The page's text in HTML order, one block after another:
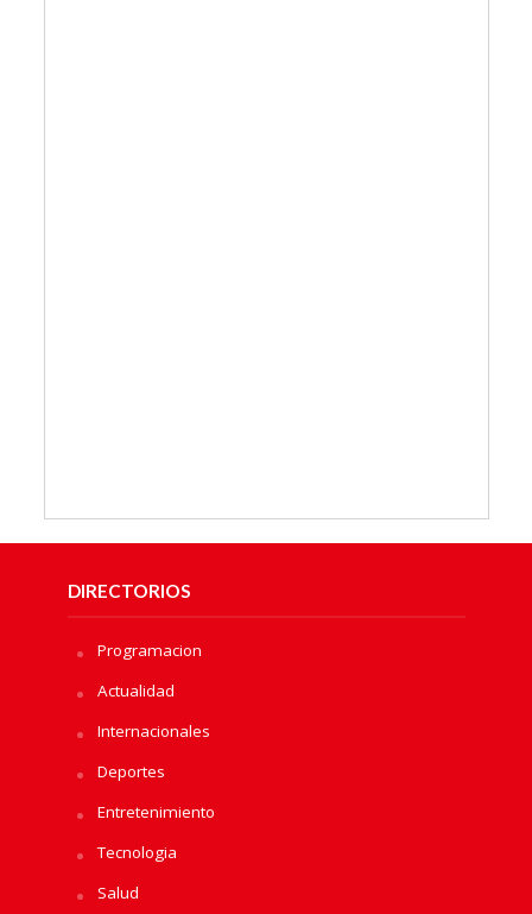
DIRECTORIOS
Programacion
Actualidad
Internacionales
Deportes
Entretenimiento
Tecnologia
Salud